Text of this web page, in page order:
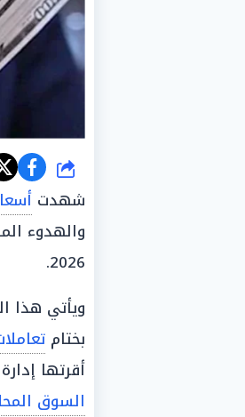
شارك
شهدت
والهدوء
2026.
ويأتي هذا
بختام
أقرتها إدارة
السوق